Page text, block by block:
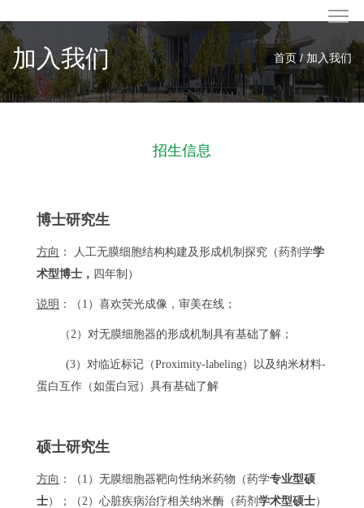
加入我们 首页 / 加入我们
招生信息
博士研究生
方向 ： 人工无膜细胞结构构建及形成机制探究（药剂学学
术型博士， 四年制）
说明 ：（1）喜欢荧光成像，审美在线；
（2）对无膜细胞器的形成机制具有基础了解；
(3）对临近标记（Proximity-labeling）以及纳米材料-
蛋白互作（如蛋白冠）具有基础了解
硕士研究生
方向 ：（1）无膜细胞器靶向性纳米药物（药学专业型硕
士）；（2）心脏疾病治疗相关纳米酶（药剂 学术型硕士）